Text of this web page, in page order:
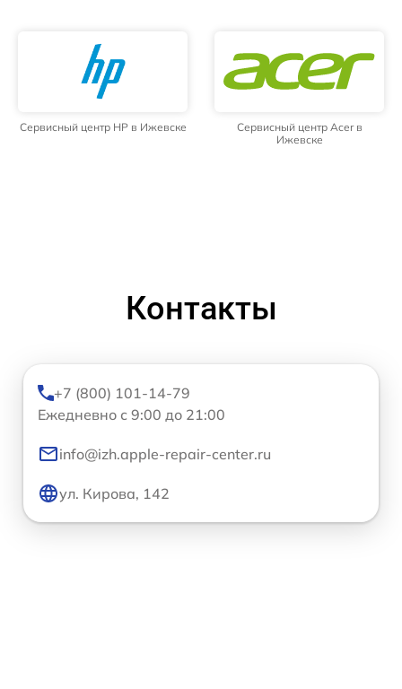
Сервисный центр HP в Ижевске
Сервисный центр Acer в
Ижевске
Контакты
+7 (800) 101-14-79
Ежедневно с 9:00 до 21:00
info@izh.apple-repair-center.ru
ул. Кирова, 142